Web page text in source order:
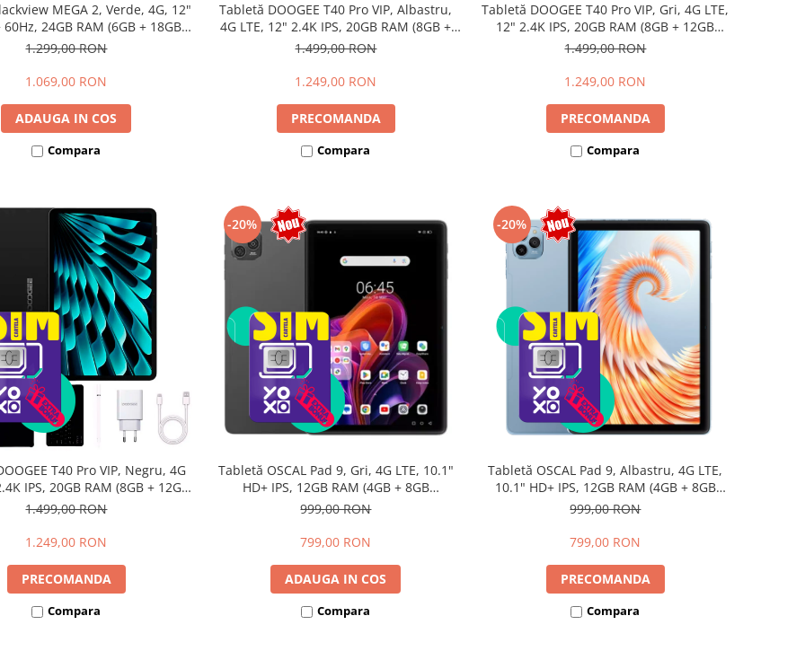
MEGA 2, Verde, 4G, 12"
60Hz, 24GB RAM (6GB + 18GB
256GB ROM, Android 15,
Face Unlock, Dual SIM
1.299,00 RON
1.069,00 RON
ADAUGA IN COS
Compara
Tabletă DOOGEE T40 Pro VIP, Albastru,
4G LTE, 12" 2.4K IPS, 20GB RAM (8GB +
12GB extensibili), 512GB, Helio G99,
1.499,00 RON
1.249,00 RON
PRECOMANDA
Compara
Tabletă DOOGEE T40 Pro VIP, Gri, 4G LTE,
12" 2.4K IPS, 20GB RAM (8GB + 12GB
extensibili), 512GB, Helio G99, 10800mAh,
1.499,00 RON
1.249,00 RON
PRECOMANDA
Compara
T40 Pro VIP, Negru, 4G
IPS, 20GB RAM (8GB + 12GB
512GB, Helio G99, 10800mAh,
1.499,00 RON
1.249,00 RON
PRECOMANDA
Compara
-20%
Tabletă OSCAL Pad 9, Gri, 4G LTE, 10.1"
HD+ IPS, 12GB RAM (4GB + 8GB
extensibili), 128GB, Android 15,
999,00 RON
799,00 RON
ADAUGA IN COS
Compara
-20%
Tabletă OSCAL Pad 9, Albastru, 4G LTE,
10.1" HD+ IPS, 12GB RAM (4GB + 8GB
extensibili), 128GB, Android 15,
999,00 RON
799,00 RON
PRECOMANDA
Compara